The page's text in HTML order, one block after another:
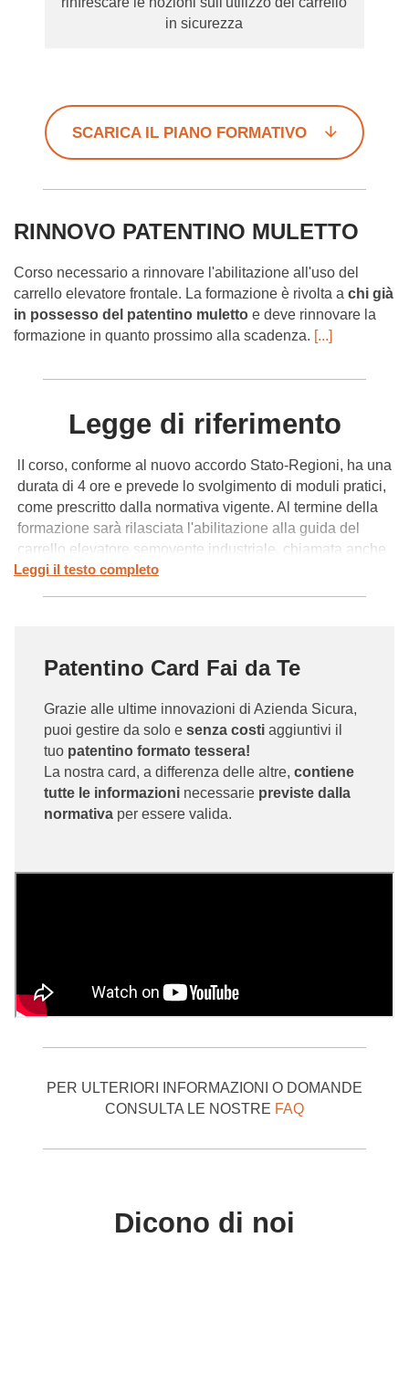
in sicurezza
SCARICA IL PIANO FORMATIVO
RINNOVO PATENTINO MULETTO
Corso necessario a rinnovare l'abilitazione all'uso del
carrello elevatore frontale. La formazione è rivolta a chi già
in possesso del patentino muletto e deve rinnovare la
formazione in quanto prossimo alla scadenza. [...]
Legge di riferimento
lI corso, conforme al nuovo accordo Stato-Regioni, ha una
durata di 4 ore e prevede lo svolgimento di moduli pratici,
come prescritto dalla normativa vigente. Al termine della
formazione sarà rilasciata l'abilitazione alla guida del
carrello elevatore semovente industriale, chiamata anche
"patentino muletto", valida su tutto il territorio nazionale
(Sindacato Lavoratori e Utilizzatori Formazione)
organizzazione sindacale di rilievo nazionale e firmataria
del CCNL (Formatori e Operatori Macchine Industriali)
eroga corsi di abilitazione sulle attrezzature industriali,
validi su tutto il territorio nazionale.
Leggi il testo completo
Patentino Card Fai da Te
Grazie alle ultime innovazioni di Azienda Sicura,
puoi gestire da solo e senza costiaggiuntivi il
tuo patentino formato tessera!
La nostra card, a differenza delle altre, contiene
tutte le informazioninecessarie previste dalla
normativaper essere valida.
PER ULTERIORI INFORMAZIONI O DOMANDE
CONSULTA LE NOSTRE FAQ
Dicono di noi